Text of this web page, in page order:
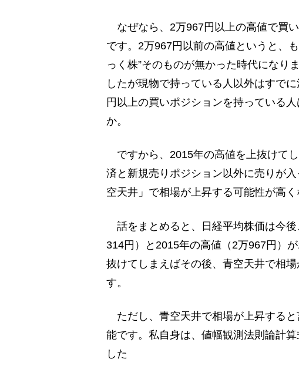
なぜなら、2万967円以上の高値で買
です。2万967円以前の高値というと、
っく株”そのものが無かった時代になり
したが現物で持っている人以外はすで
円以上の買いポジションを持っている
か。
ですから、2015年の高値を上抜けて
済と新規売りポジション以外に売りが
空天井」で相場が上昇する可能性が高く
話をまとめると、日経平均株価は今
314円）と2015年の高値（2万967円）
抜けてしまえばその後、青空天井で相
す。
ただし、青空天井で相場が上昇する
能です。私自身は、値幅観測法則論計
した